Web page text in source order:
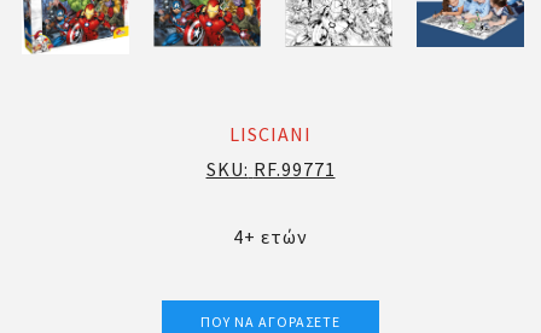
LISCIANI
SKU: RF.99771
4+ ετών
ΠΟΎ ΝΑ ΑΓΟΡΆΣΕΤΕ